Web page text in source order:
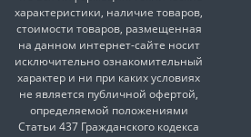
характеристики, наличие товаров,
стоимости товаров, размещенная
на данном интернет-сайте носит
исключительно ознакомительный
характер и ни при каких условиях
не является публичной офертой,
определяемой положениями
Статьи 437 Гражданского кодекса